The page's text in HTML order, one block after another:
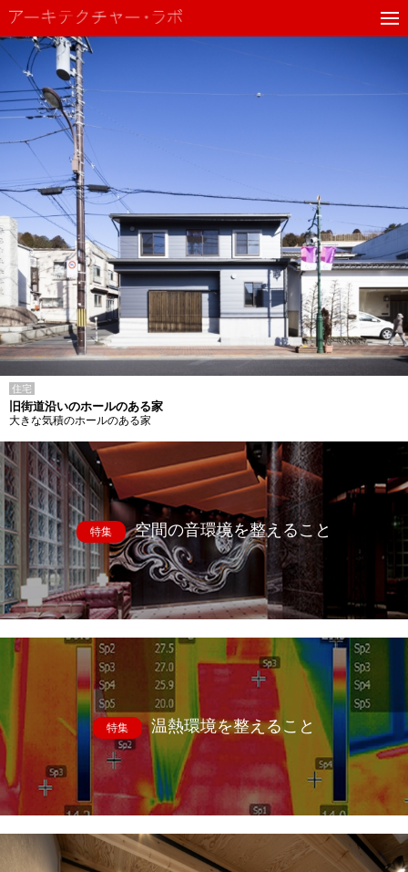
住宅
旧街道沿いのホールのある家
大きな気積のホールのある家
特集 空間の音環境を整えること
特集 温熱環境を整えること